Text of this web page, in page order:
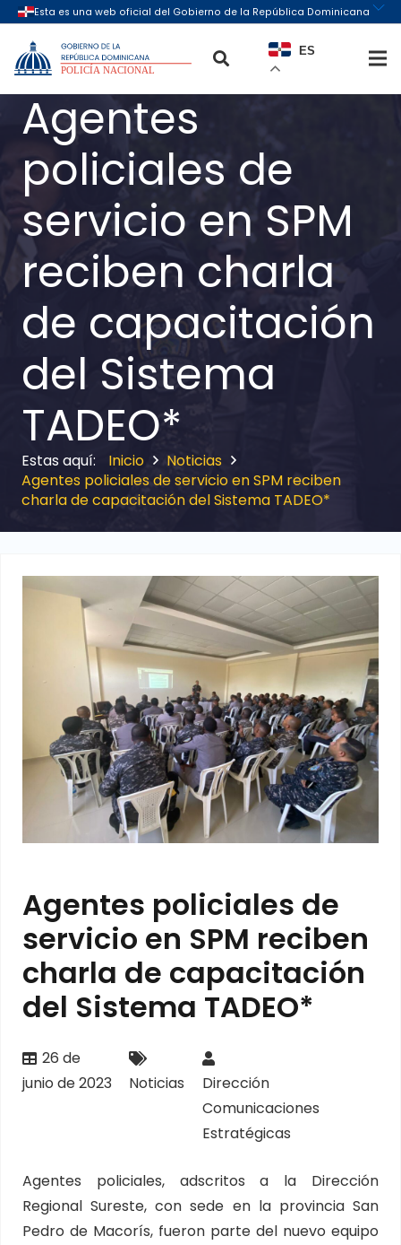
ES
Agentes
policiales de
servicio en SPM
reciben charla
de capacitación
del Sistema
TADEO*
Inicio
Noticias
Agentes policiales de servicio en SPM reciben
charla de capacitación del Sistema TADEO*
Agentes policiales de
servicio en SPM reciben
charla de capacitación
del Sistema TADEO*
26 de
junio de 2023
Noticias
Dirección
Comunicaciones
Estratégicas
Agentes policiales, adscritos a la Dirección
Regional Sureste, con sede en la provincia San
Pedro de Macorís, fueron parte del nuevo equipo